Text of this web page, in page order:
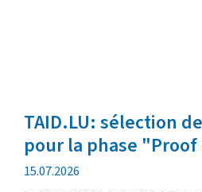
TAID.LU: sélection
pour la phase
date
de
15.07.2026